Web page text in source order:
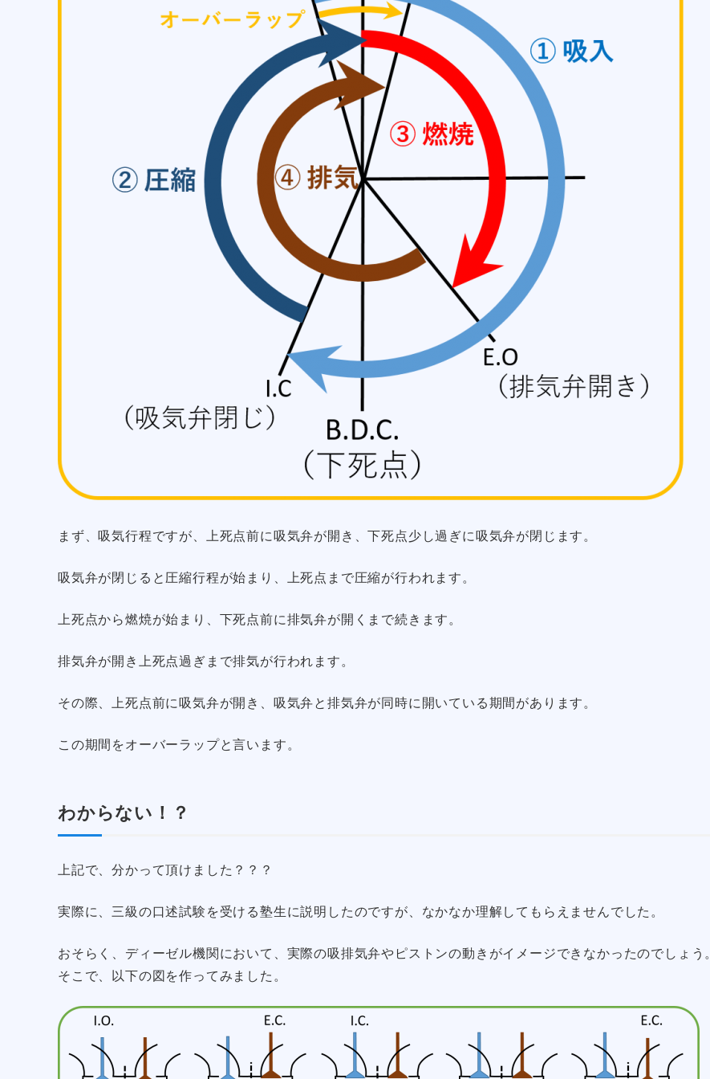
まず、吸気行程ですが、上死点前に吸気弁が開き、下死点少し過ぎに吸気弁が閉じます。
吸気弁が閉じると圧縮行程が始まり、上死点まで圧縮が行われます。
上死点から燃焼が始まり、下死点前に排気弁が開くまで続きます。
排気弁が開き上死点過ぎまで排気が行われます。
その際、上死点前に吸気弁が開き、吸気弁と排気弁が同時に開いている期間があります。
この期間をオーバーラップと言います。
わからない！？
上記で、分かって頂けました？？？
実際に、三級の口述試験を受ける塾生に説明したのですが、なかなか理解してもらえませんでした。
おそらく、ディーゼル機関において、実際の吸排気弁やピストンの動きがイメージできなかったのでしょう。
そこで、以下の図を作ってみました。